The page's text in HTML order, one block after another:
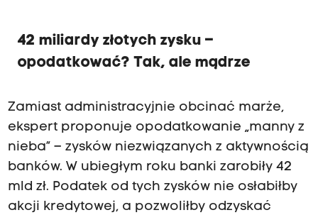
42 miliardy złotych zysku –
opodatkować? Tak, ale mądrze
Zamiast administracyjnie obcinać marże,
ekspert proponuje opodatkowanie „manny z
nieba” – zysków niezwiązanych z aktywnością
banków. W ubiegłym roku banki zarobiły 42
mld zł. Podatek od tych zysków nie osłabiłby
akcji kredytowej, a pozwoliłby odzyskać